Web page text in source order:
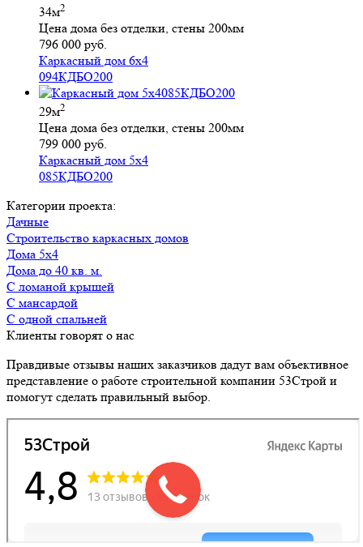
34м2
Цена дома без отделки, стены 200мм
796 000 руб.
Каркасный дом 6х4
094КДБО200
29м2
Цена дома без отделки, стены 200мм
799 000 руб.
Каркасный дом 5х4
085КДБО200
Категории проекта:
Дачные
Строительство каркасных домов
Дома 5х4
Дома до 40 кв. м.
с ломаной крышей
с мансардой
с одной спальней
Клиенты говорят о нас
Правдивые отзывы наших заказчиков дадут вам объективное
представление о работе строительной компании 53Строй и
помогут сделать правильный выбор.